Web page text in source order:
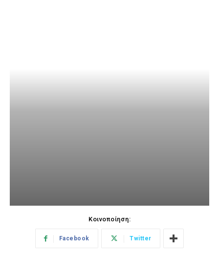
Κοινοποίηση:
Facebook Twitter